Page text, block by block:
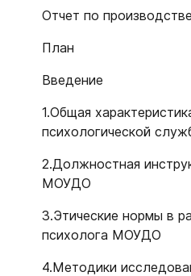
Отчет по
План
Введение
1.Общая
психологической
2.Должностная
МОУДО
3.Этические нормы в
психолога МОУДО
4.Методики